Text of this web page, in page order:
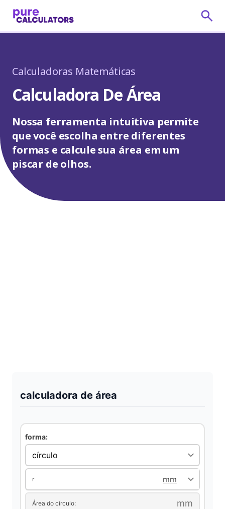
Calculadoras Matemáticas
Calculadora De Área
Nossa ferramenta intuitiva permite
que você escolha entre diferentes
formas e calcule sua área em um
piscar de olhos.
calculadora de área
forma:
r
Área do círculo: mm